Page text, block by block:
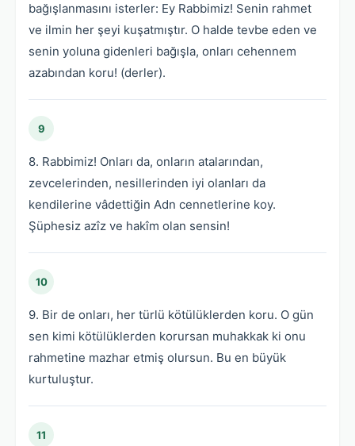
bağışlanmasını isterler: Ey Rabbimiz! Senin rahmet
ve ilmin her şeyi kuşatmıştır. O halde tevbe eden ve
senin yoluna gidenleri bağışla, onları cehennem
azabından koru! (derler).
9
8. Rabbimiz! Onları da, onların atalarından,
zevcelerinden, nesillerinden iyi olanları da
kendilerine vâdettiğin Adn cennetlerine koy.
Şüphesiz azîz ve hakîm olan sensin!
10
9. Bir de onları, her türlü kötülüklerden koru. O gün
sen kimi kötülüklerden korursan muhakkak ki onu
rahmetine mazhar etmiş olursun. Bu en büyük
kurtuluştur.
11